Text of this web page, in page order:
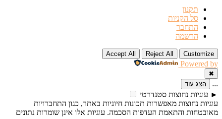
תקנון
סל הקניות
התחבר
הרשמה
Customize
Reject All
Accept All
Powered by
✖
... הצג עוד
► עוגיות נחוצות סטנדרטי
עוגיות נחוצות מאפשרות תכונות חיוניות באתר, כגון התחברויות
מאובטחות והתאמת העדפות הסכמה. עוגיות אלו אינן שומרות נתונים